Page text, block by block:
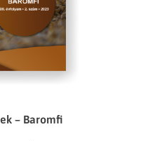
– Baromfi